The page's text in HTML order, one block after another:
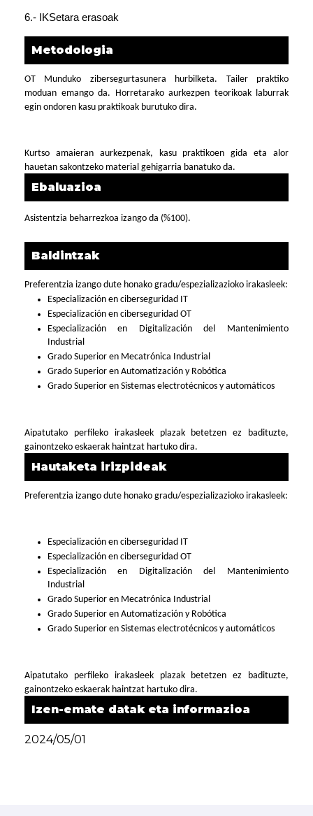
6.- IKSetara erasoak
Metodologia
OT Munduko zibersegurtasunera hurbilketa. Tailer praktiko
moduan emango da. Horretarako aurkezpen teorikoak laburrak
egin ondoren kasu praktikoak burutuko dira.
Kurtso amaieran aurkezpenak, kasu praktikoen gida eta alor
hauetan sakontzeko material gehigarria banatuko da.
Ebaluazioa
Asistentzia beharrezkoa izango da (%100).
Baldintzak
Preferentzia izango dute honako gradu/espezializazioko irakasleek:
Especialización en ciberseguridad IT
Especialización en ciberseguridad OT
Especialización en Digitalización del Mantenimiento
Industrial
Grado Superior en Mecatrónica Industrial
Grado Superior en Automatización y Robótica
Grado Superior en Sistemas electrotécnicos y automáticos
Aipatutako perfileko irakasleek plazak betetzen ez badituzte,
gainontzeko eskaerak haintzat hartuko dira.
Hautaketa irizpideak
Preferentzia izango dute honako gradu/espezializazioko irakasleek:
Especialización en ciberseguridad IT
Especialización en ciberseguridad OT
Especialización en Digitalización del Mantenimiento
Industrial
Grado Superior en Mecatrónica Industrial
Grado Superior en Automatización y Robótica
Grado Superior en Sistemas electrotécnicos y automáticos
Aipatutako perfileko irakasleek plazak betetzen ez badituzte,
gainontzeko eskaerak haintzat hartuko dira.
Izen-emate datak eta informazioa
2024/05/01